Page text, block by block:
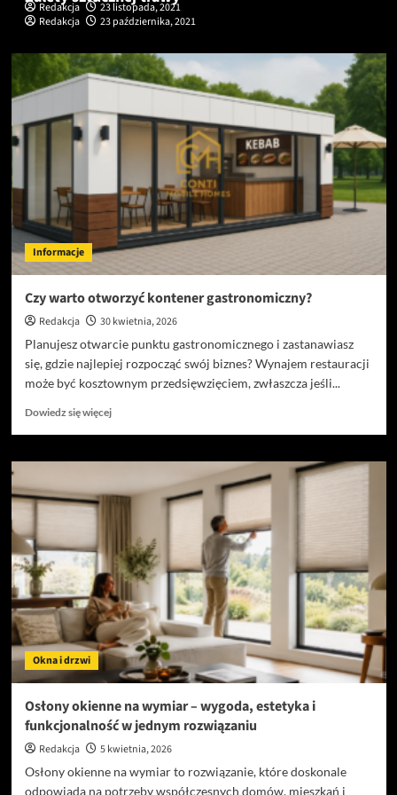
Redakcja 23 listopada, 2021
Redakcja 23 października, 2021
Informacje
Czy warto otworzyć kontener gastronomiczny?
Redakcja
30 kwietnia, 2026
Planujesz otwarcie punktu gastronomicznego i zastanawiasz
się, gdzie najlepiej rozpocząć swój biznes? Wynajem restauracji
może być kosztownym przedsięwzięciem, zwłaszcza jeśli...
Dowiedz się więcejDowiedz
o
warto
gastronomiczny?
Okna i drzwi
Osłony okienne na wymiar – wygoda, estetyka i
funkcjonalność w jednym rozwiązaniu
Redakcja
5 kwietnia, 2026
Osłony okienne na wymiar to rozwiązanie, które doskonale
odpowiada na potrzeby współczesnych domów, mieszkań i